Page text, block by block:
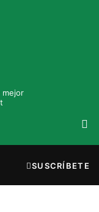
mejor
SUSCRÍBETE